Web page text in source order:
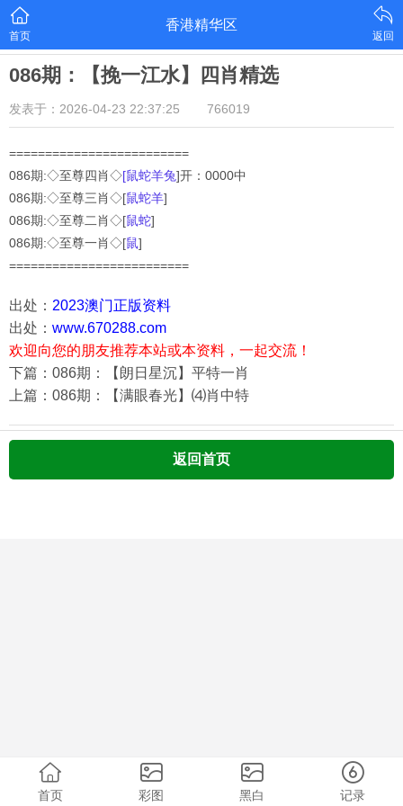
首页
香港精华区
返回
086期：【挽一江水】四肖精选
发表于：2026-04-23 22:37:25 766019
=========================
086期:◇至尊四肖◇[鼠蛇羊兔]开：0000中
086期:◇至尊三肖◇[鼠蛇羊]
086期:◇至尊二肖◇[鼠蛇]
086期:◇至尊一肖◇[鼠]
=========================
出处： 2023澳门正版资料
出处： www.670288.com
欢迎向您的朋友推荐本站或本资料，一起交流！
下篇：086期：【朗日星沉】平特一肖
上篇：086期：【满眼春光】⑷肖中特
返回首页
首页 彩图 黑白 记录